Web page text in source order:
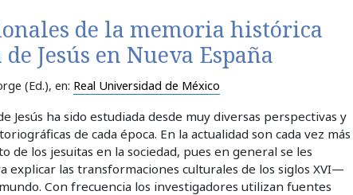
de la memoria histórica
Jesús en Nueva España
(Ed.), en: Real Universidad de México
Jesús ha sido estudiada desde muy diversas perspectivas y
de cada época. En la actualidad son cada vez más
de los jesuitas en la sociedad, pues en general se les
explicar las transformaciones culturales de los siglos XVI—
Con frecuencia los investigadores utilizan fuentes